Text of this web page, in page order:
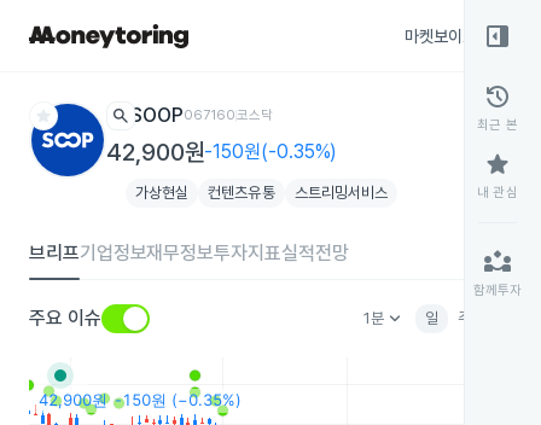
마켓보이스
star search SOOP067160코스닥
42,900원-150원(-0.35%)
가상현실 컨텐츠유통 스트리밍서비스
브리프기업정보재무정보투자지표실적전망
주요 이슈 1분keyboard_arrow_down 일 주
right_panel_open
history
최근 본
star
내 관심
partner_exchange
함께투자